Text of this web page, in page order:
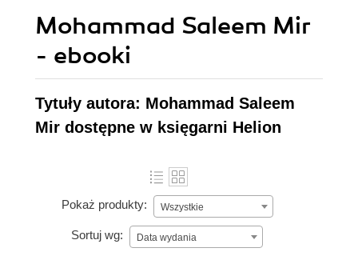
Mohammad Saleem Mir
- ebooki
Tytuły autora: Mohammad Saleem
Mir dostępne w księgarni Helion
Pokaż produkty: Wszystkie
Sortuj wg: Data wydania